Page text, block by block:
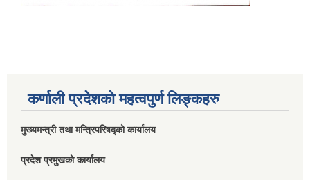
कर्णाली प्रदेशको महत्वपुर्ण लिङ्कहरु
मुख्यमन्त्री तथा मन्त्रिपरिषद्को कार्यालय
प्रदेश प्रमुखको कार्यालय